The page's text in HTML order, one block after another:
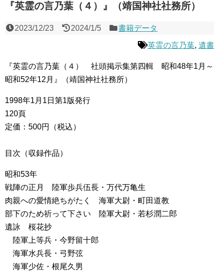
『英霊の言乃葉（４）』（靖国神社社務所）
2023/12/23 2024/1/5 書籍データ
英霊の言乃葉, 遺書
『英霊の言乃葉（４） 社頭掲示集第四輯 昭和48年1月～
昭和52年12月』（靖国神社社務所）
1998年1月1日第1版発行
120頁
定価：500円（税込）
目次（収録作品）
昭和53年
戦陣の正月 陸軍歩兵伍長・万代万亀生
肉親への愛情絶ちがたく 海軍大尉・町田道教
部下のため祈って下さい 陸軍大尉・若杉潤二郎
遺詠 桜花抄
陸軍上等兵・今野留十郎
海軍水兵長・弓野弦
海軍少佐・根尾久男